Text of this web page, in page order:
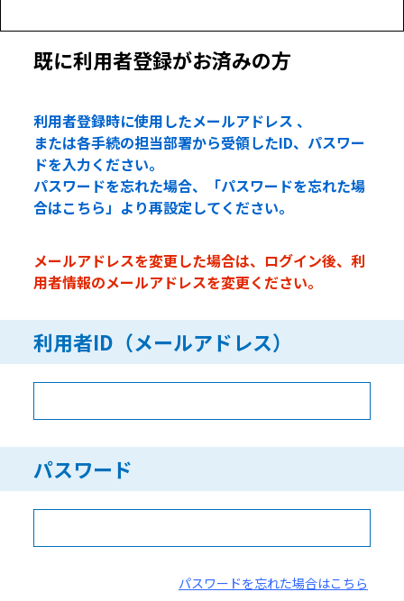
既に利用者登録がお済みの方
利用者登録時に使用したメールアドレス 、
または各手続の担当部署から受領したID、パスワー
ドを入力ください。
パスワードを忘れた場合、「パスワードを忘れた場
合はこちら」より再設定してください。
メールアドレスを変更した場合は、ログイン後、利
用者情報のメールアドレスを変更ください。
利用者ID（メールアドレス）
パスワード
パスワードを忘れた場合はこちら